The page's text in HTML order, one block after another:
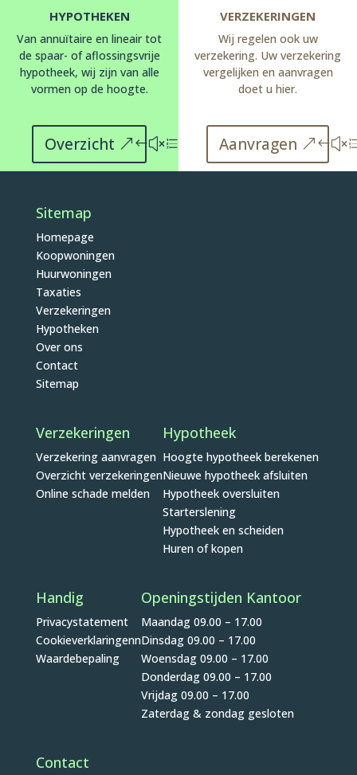
HYPOTHEKEN
Van annuïtaire en lineair tot
de spaar- of aflossingsvrije
hypotheek, wij zijn van alle
vormen op de hoogte.
Overzicht
VERZEKERINGEN
Wij regelen ook uw
verzekering. Uw verzekering
vergelijken en aanvragen
doet u hier.
Aanvragen
Sitemap
Homepage
Koopwoningen
Huurwoningen
Taxaties
Verzekeringen
Hypotheken
Over ons
Contact
Sitemap
Verzekeringen
Verzekering aanvragen
Overzicht verzekeringen
Online schade melden
Hypotheek
Hoogte hypotheek berekenen
Nieuwe hypotheek afsluiten
Hypotheek oversluiten
Starterslening
Hypotheek en scheiden
Huren of kopen
Handig
Privacystatement
Cookieverklaringenn
Waardebepaling
Openingstijden Kantoor
Maandag 09.00 – 17.00
Dinsdag 09.00 – 17.00
Woensdag 09.00 – 17.00
Donderdag 09.00 – 17.00
Vrijdag 09.00 – 17.00
Zaterdag & zondag gesloten
Contact